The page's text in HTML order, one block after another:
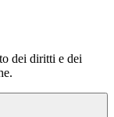
dei diritti e dei